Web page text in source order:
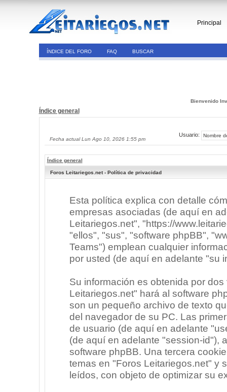
Principal
ÍNDICE DEL FORO FAQ BUSCAR
Bienvenido
Índice general
Fecha actual Lun Ago 10, 2026 1:55 pm
Usuario:
Índice general
Foros Leitariegos.net - Política de privacidad
Esta política explica con detalle
empresas asociadas (de aquí en
Leitariegos.net", "https://
"ellos", "sus", "software phpBB",
Teams") emplean cualquier
por usted (de aquí en adelante "su
Su información es obtenida por
Leitariegos.net" hará al software
son un pequeño archivo de texto
del navegador de su PC. Las
de usuario (de aquí en adelante
(de aquí en adelante "session-id"),
software phpBB. Una tercera
temas en "Foros Leitariegos.net" y
leídos, con objeto de optimizar su